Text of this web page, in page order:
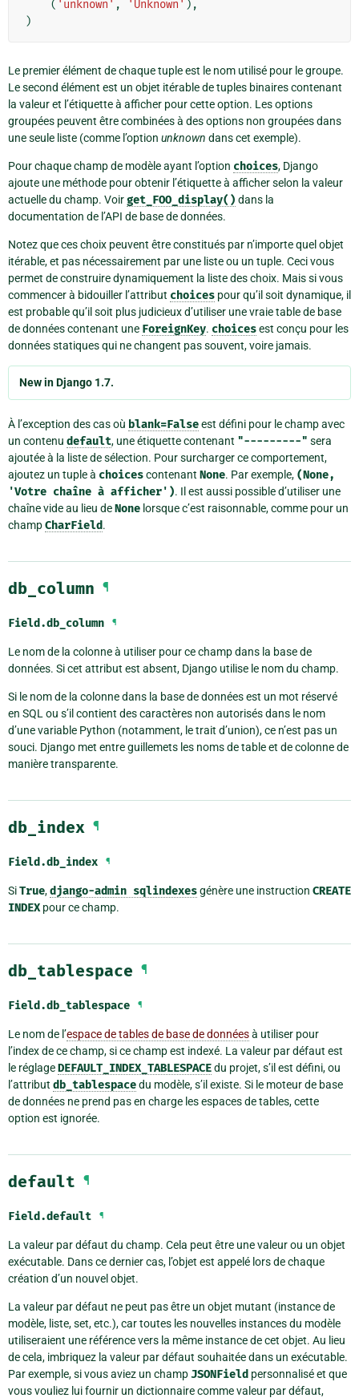
( 'unknown' , 'Unknown' ),
)
Le premier élément de chaque tuple est le nom utilisé pour le groupe.
Le second élément est un objet itérable de tuples binaires contenant
la valeur et l’étiquette à afficher pour cette option. Les options
groupées peuvent être combinées à des options non groupées dans
une seule liste (comme l’option unknown dans cet exemple).
Pour chaque champ de modèle ayant l’option choices, Django
ajoute une méthode pour obtenir l’étiquette à afficher selon la valeur
actuelle du champ. Voirget_FOO_display() dans la
documentation de l’API de base de données.
Notez que ces choix peuvent être constitués par n’importe quel objet
itérable, et pas nécessairement par une liste ou un tuple. Ceci vous
permet de construire dynamiquement la liste des choix. Mais si vous
commencer à bidouiller l’attribut choices pour qu’il soit dynamique, il
est probable qu’il soit plus judicieux d’utiliser une vraie table de base
de données contenant une ForeignKey. choicesest conçu pour les
données statiques qui ne changent pas souvent, voire jamais.
New in Django 1.7.
À l’exception des cas où blank=Falseest défini pour le champ avec
un contenu default, une étiquette contenant "---------" sera
ajoutée à la liste de sélection. Pour surcharger ce comportement,
ajoutez un tuple à choicescontenant None. Par exemple, (None,
'Votre chaîne à afficher'). Il est aussi possible d’utiliser une
chaîne vide au lieu deNone lorsque c’est raisonnable, comme pour un
champCharField.
db_column ¶
Field.db_column ¶
Le nom de la colonne à utiliser pour ce champ dans la base de
données. Si cet attribut est absent, Django utilise le nom du champ.
Si le nom de la colonne dans la base de données est un mot réservé
en SQL ou s’il contient des caractères non autorisés dans le nom
d’une variable Python (notamment, le trait d’union), ce n’est pas un
souci. Django met entre guillemets les noms de table et de colonne de
manière transparente.
db_index ¶
Field.db_index ¶
SiTrue,django-admin sqlindexesgénère une instruction CREATE
INDEX pour ce champ.
db_tablespace ¶
Field.db_tablespace ¶
Le nom de l’espace de tables de base de donnéesà utiliser pour
l’index de ce champ, si ce champ est indexé. La valeur par défaut est
le réglageDEFAULT_INDEX_TABLESPACEdu projet, s’il est défini, ou
l’attribut db_tablespacedu modèle, s’il existe. Si le moteur de base
de données ne prend pas en charge les espaces de tables, cette
option est ignorée.
default ¶
Field.default ¶
La valeur par défaut du champ. Cela peut être une valeur ou un objet
exécutable. Dans ce dernier cas, l’objet est appelé lors de chaque
création d’un nouvel objet.
La valeur par défaut ne peut pas être un objet mutant (instance de
modèle, liste, set, etc.), car toutes les nouvelles instances du modèle
utiliseraient une référence vers la même instance de cet objet. Au lieu
de cela, imbriquez la valeur par défaut souhaitée dans un exécutable.
Par exemple, si vous aviez un champJSONField personnalisé et que
vous vouliez lui fournir un dictionnaire comme valeur par défaut,